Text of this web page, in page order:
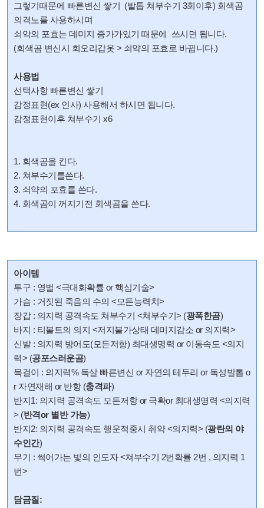
그렇기때문에 빠른변신 쌓기 (발톱 쳐부수기 3회이후) 회색곰
의격노를 사용하시며
쇠약의 포효는 데미지 증가가있기 때문에 쓰시면 됩니다.
(회색곰 변신시 회오리갑옷 > 쇠약의 포효로 바뀝니다.)
사용법
선택사항 빠른변신 쌓기
감정표현(ex 인사) 사용해서 하시면 됩니다.
감정표현이후 쳐부수기 x6
1. 회색곰을 킨다.
2. 쳐부수기를쓴다.
3. 쇠약의 포효를 쓴다.
4. 회색곰이 꺼지기전 회색곰을 쓴다.
아이템
투구 : 영벌 <극대화확률 or 핵심기술>
가슴 : 거짓된 죽음의 수의 <모든능력치>
장갑 : 의지력 공격속도 쳐부수기 <쳐부수기> (광폭한곰)
바지 : 티볼트의 의지 <저지불가상태 데미지감소 or 의지력>
신발 : 의지력 방어도(모든저항) 최대생명력 or 이동속도 <의지
력> (공포스러운곰)
목걸이 : 의지력% 독살 빠른변신 or 자연의 테두리 or 독성발톱 o
r 자연재해 or 반항 (충격파)
반지1: 의지력 공격속도 모든저항 or 극확or 최대생명력 <의지력
> (반격or 별반 가능)
반지2: 의지력 공격속도 행운적중시 취약 <의지력> (광란의 야
수인간)
무기 : 썩어가는 빛의 인도자 <쳐부수기 2번확률 2번 , 의지력 1
번>
담금질: